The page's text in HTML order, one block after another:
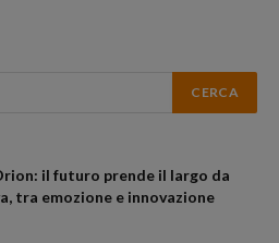
il futuro prende il largo da
tra emozione e innovazione